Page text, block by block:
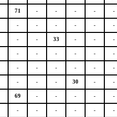
71 - - - - -
- - - - - -
- - 33 - - -
- - - - - -
- - - - - -
- - - 30 - -
69 - - - - -
- - - - - -